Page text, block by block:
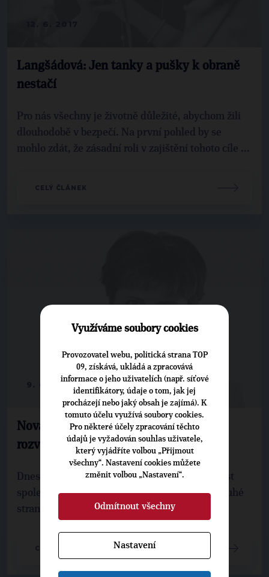
Langšádová: Jen tanky a pušky k obraně
nestačí
Pro nás všechny je životně důležité, abychom žili
dlouhodobě v bezpečí. Na první pohled by se
mohlo zdát, že zásadní roli v zajištění tohoto cíle ...
CELÝ ČLÁNEK
9. 6. 2017
Nováková: České děti se nejvíc bojí
rozvodu rodičů
Dnes je rodina, nejdůležitější přirozená součást
společenského ekosystému, v oslabení. Na druhé
straně, chceme-li jako národ a jako ...
CELÝ ČLÁNEK
Využíváme soubory cookies
Provozovatel webu, politická strana TOP
09, získává, ukládá a zpracovává
informace o jeho uživatelích (např. síťové
identifikátory, údaje o tom, jak jej
procházejí nebo jaký obsah je zajímá). K
tomuto účelu využívá soubory cookies.
Pro některé účely zpracování těchto
údajů je vyžadován souhlas uživatele,
který vyjádříte volbou „Přijmout
všechny“. Nastavení cookies můžete
změnit volbou „Nastavení“.
Odmítnout všechny
Nastavení